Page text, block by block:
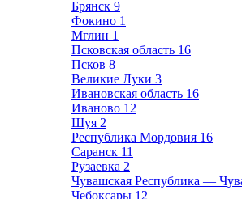
Брянск 9
Фокино 1
Мглин 1
Псковская область 16
Псков 8
Великие Луки 3
Ивановская область 16
Иваново 12
Шуя 2
Республика Мордовия 16
Саранск 11
Рузаевка 2
Чувашская Республика —
Чебоксары 12